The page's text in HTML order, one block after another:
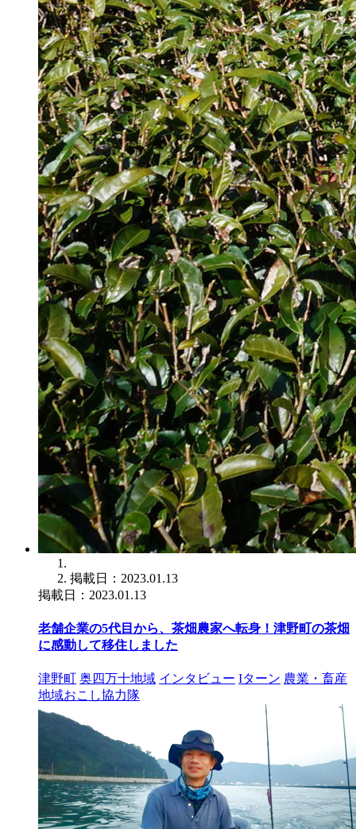
掲載日：2023.01.13
掲載日：2023.01.13
老舗企業の5代目から、茶畑農家へ転身！津野町の茶畑
に感動して移住しました
津野町 奥四万十地域 インタビュー Iターン 農業・畜産
地域おこし協力隊